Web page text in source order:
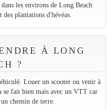
les environs de Long Beach
plantations d'hévéas.
À LONG
?
Louer un scooter ou venir à
fait bien mais avec un VTT car
chemin de terre.